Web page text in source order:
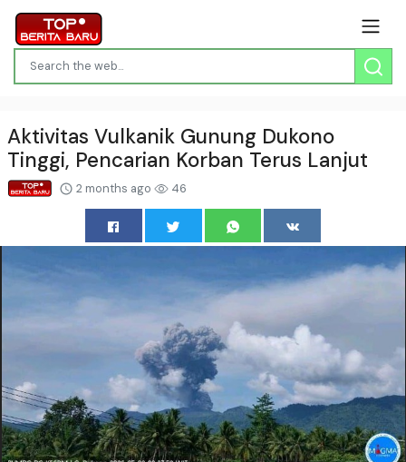
Aktivitas Vulkanik Gunung Dukono
Tinggi, Pencarian Korban Terus Lanjut
2 months ago 46